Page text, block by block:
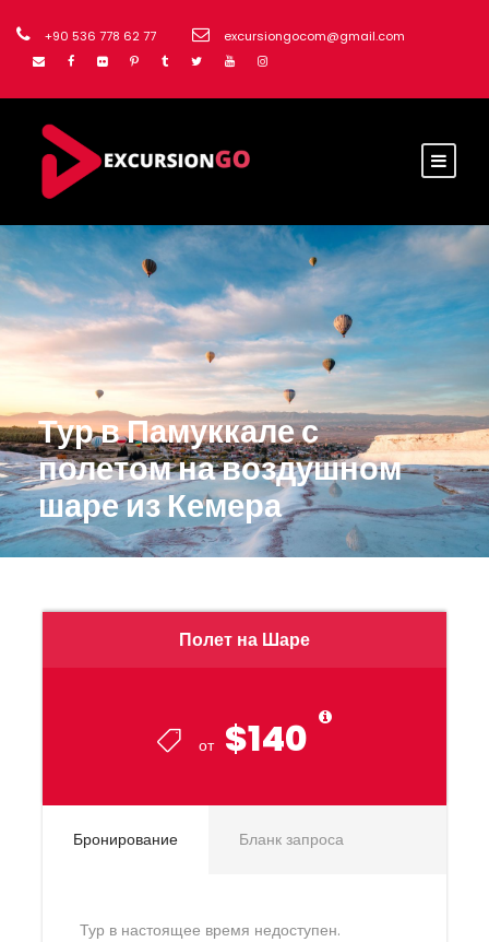
+90 536 778 62 77 excursiongocom@gmail.com
Тур в Памуккале с
полетом на воздушном
шаре из Кемера
Полет на Шаре
от $140
Бронирование Бланк запроса
Тур в настоящее время недоступен.